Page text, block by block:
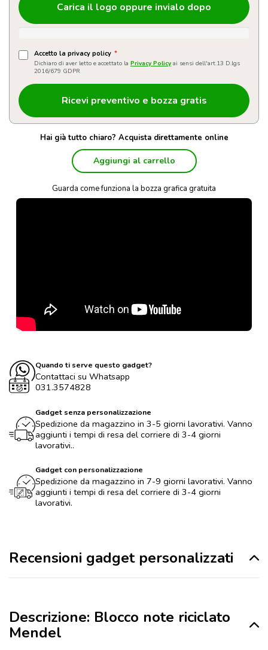
Carica il logo oppure invialo dopo
Accetto la privacy policy *
Dichiaro di aver letto e accettato la Privacy Policy ai sensi dell'art.13 D.lgs
2016/679 GDPR
Hai già tutto chiaro? Acquista direttamente online
Aggiungi al carrello
Guarda come funziona la bozza grafica gratuita
Quando ti serve questo gadget?
Contattaci su Whatsapp
031.3574828
Gadget senza personalizzazione
Spedizione da magazzino in 3-5 giorni lavorativi. Vanno
aggiunti i tempi di resa del corriere di 3-4 giorni
lavorativi..
Gadget con personalizzazione
Spedizione da magazzino in 7-9 giorni lavorativi. Vanno
aggiunti i tempi di resa del corriere di 3-4 giorni
lavorativi.
Recensioni gadget personalizzati
Descrizione: Blocco note riciclato
Mendel